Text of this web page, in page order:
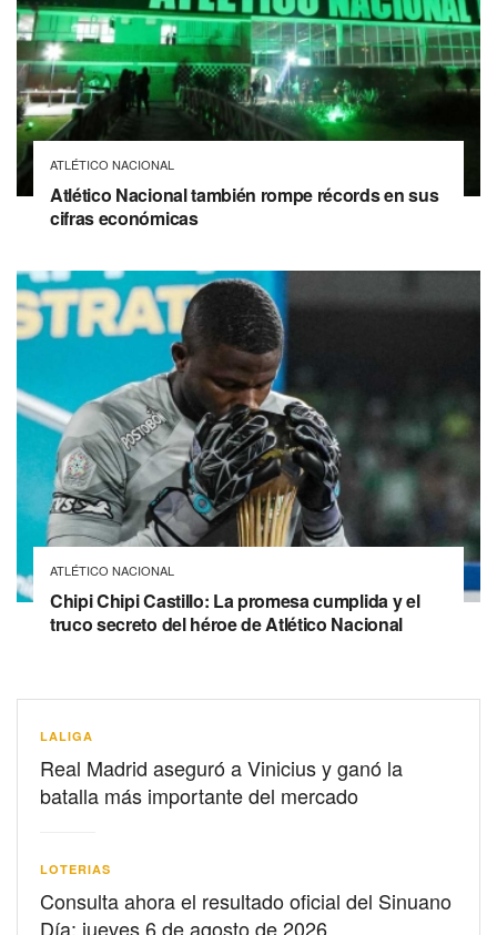
ATLÉTICO NACIONAL
Atlético Nacional también rompe récords en sus
cifras económicas
ATLÉTICO NACIONAL
Chipi Chipi Castillo: La promesa cumplida y el
truco secreto del héroe de Atlético Nacional
LALIGA
Real Madrid aseguró a Vinicius y ganó la
batalla más importante del mercado
LOTERIAS
Consulta ahora el resultado oficial del Sinuano
Día: jueves 6 de agosto de 2026